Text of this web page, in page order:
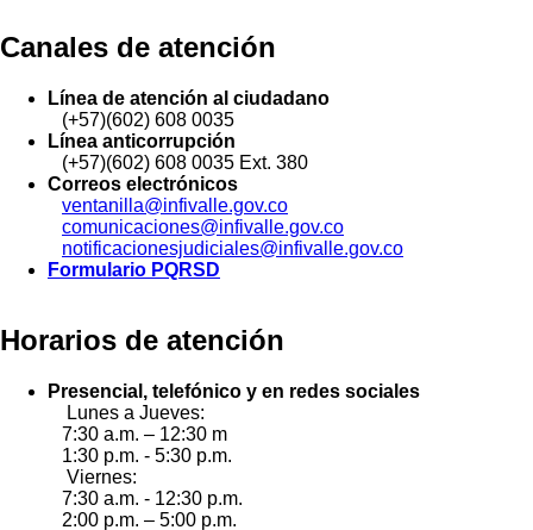
Canales de atención
Línea de atención al ciudadano
(+57)(602) 608 0035
Línea anticorrupción
(+57)(602) 608 0035 Ext. 380
Correos electrónicos
ventanilla@infivalle.gov.co
comunicaciones@infivalle.gov.co
notificacionesjudiciales@infivalle.gov.co
Formulario PQRSD
Horarios de atención
Presencial, telefónico y en redes sociales
Lunes a Jueves:
7:30 a.m. – 12:30 m
1:30 p.m. - 5:30 p.m.
Viernes:
7:30 a.m. - 12:30 p.m.
2:00 p.m. – 5:00 p.m.